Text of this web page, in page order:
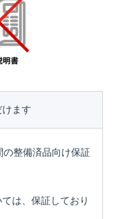
ます
整備済品向け保証
は、保証しており